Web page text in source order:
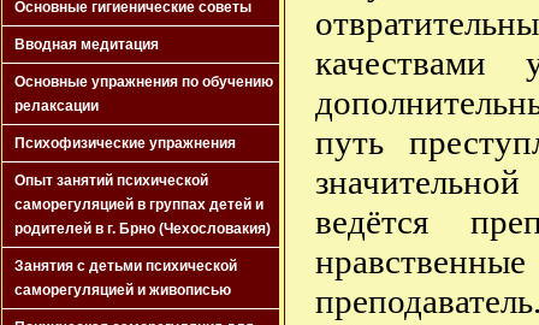
Основные гигиенические советы
Вводная медитация
Основные упражнения по обучению
релаксации
Психофизические упражнения
Опыт занятий психической
саморегуляцией в группах детей и
родителей в г. Брно (Чехословакия)
Занятия с детьми психической
саморегуляцией и живописью
путь
ведётся